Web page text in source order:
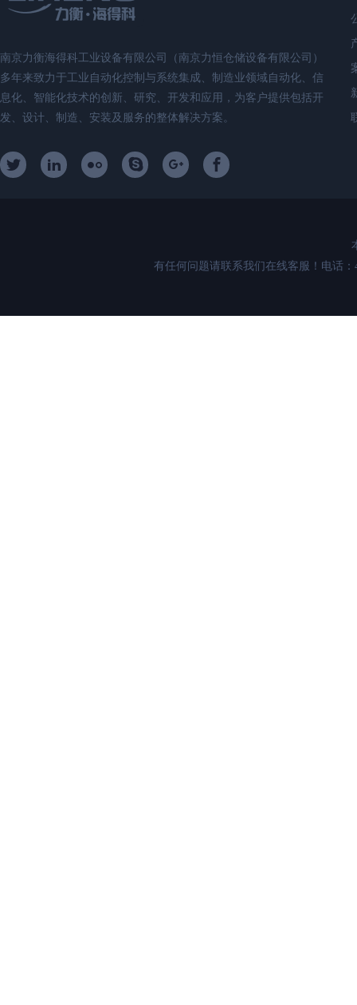
南京力衡海得科工业设备有限公司（南京力恒仓储设备有限公司）
多年来致力于工业自动化控制与系统集成、制造业领域自动化、信
息化、智能化技术的创新、研究、开发和应用，为客户提供包括开
发、设计、制造、安装及服务的整体解决方案。
有任何问题请联系我们在线客服！电话：